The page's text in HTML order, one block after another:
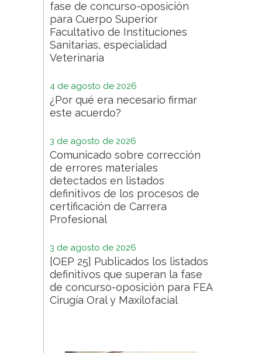
fase de concurso-oposición
para Cuerpo Superior
Facultativo de Instituciones
Sanitarias, especialidad
Veterinaria
4 de agosto de 2026
¿Por qué era necesario firmar
este acuerdo?
3 de agosto de 2026
Comunicado sobre corrección
de errores materiales
detectados en listados
definitivos de los procesos de
certificación de Carrera
Profesional
3 de agosto de 2026
[OEP 25] Publicados los listados
definitivos que superan la fase
de concurso-oposición para FEA
Cirugía Oral y Maxilofacial